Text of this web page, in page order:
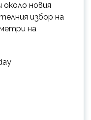
новия
избор на
на